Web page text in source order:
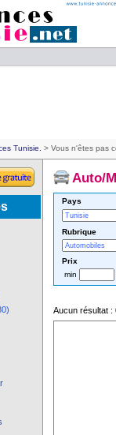
Tunisie. > Vous n'êtes pas
Auto/
Pays
Rubrique
Prix
min
Aucun résultat :